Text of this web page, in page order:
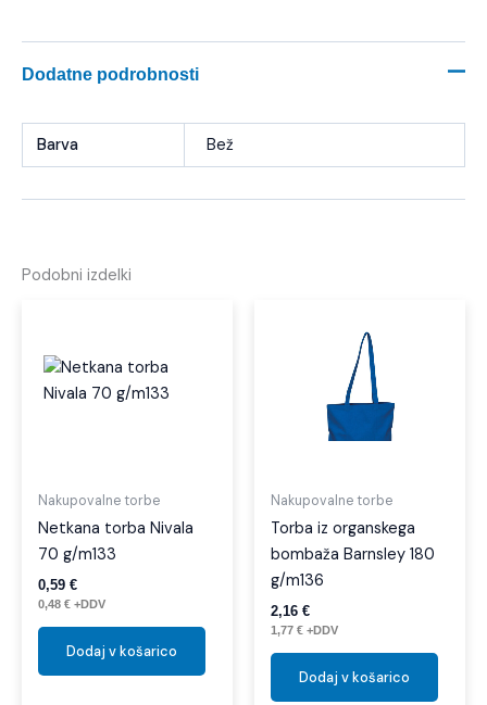
Dodatne podrobnosti
Barva Bež
Podobni izdelki
Nakupovalne torbe
Netkana torba Nivala
70 g/m133
0,59 €
0,48 € +DDV
Dodaj v košarico
Nakupovalne torbe
Torba iz organskega
bombaža Barnsley 180
g/m136
2,16 €
1,77 € +DDV
Dodaj v košarico